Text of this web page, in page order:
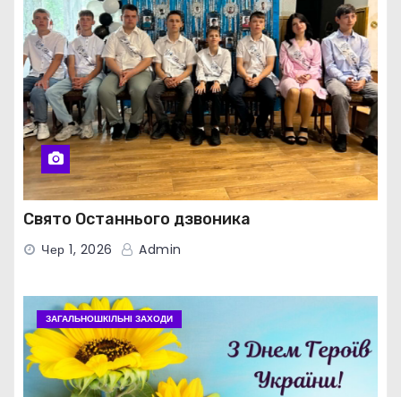
Свято Останнього дзвоника
Чер 1, 2026 Admin
ЗАГАЛЬНОШКІЛЬНІ ЗАХОДИ